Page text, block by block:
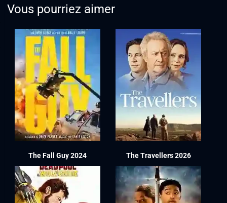
Vous pourriez aimer
The Fall Guy 2024 The Travellers 2026